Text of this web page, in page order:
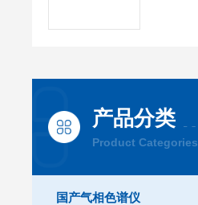
产品分类
Product Categories
国产气相色谱仪